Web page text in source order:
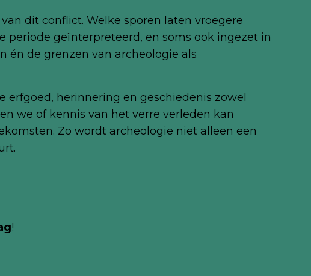
dit conflict. Welke sporen laten vroegere
periode geïnterpreteerd, en soms ook ingezet in
én de grenzen van archeologie als
herinnering en geschiedenis zowel
we of kennis van het verre verleden kan
Zo wordt archeologie niet alleen een
!